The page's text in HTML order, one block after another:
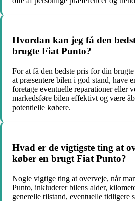
Hvordan kan jeg få den
brugte Fiat Punto?
For at få den bedste pris for din
at præsentere bilen i god stand, have
foretage eventuelle reparationer eller
markedsføre bilen effektivt og være
potentielle købere.
Hvad er de vigtigste ting at
køber en brugt Fiat Punto?
Nogle vigtige ting at overveje, når
Punto, inkluderer bilens alder,
generelle tilstand, eventuelle tidligere